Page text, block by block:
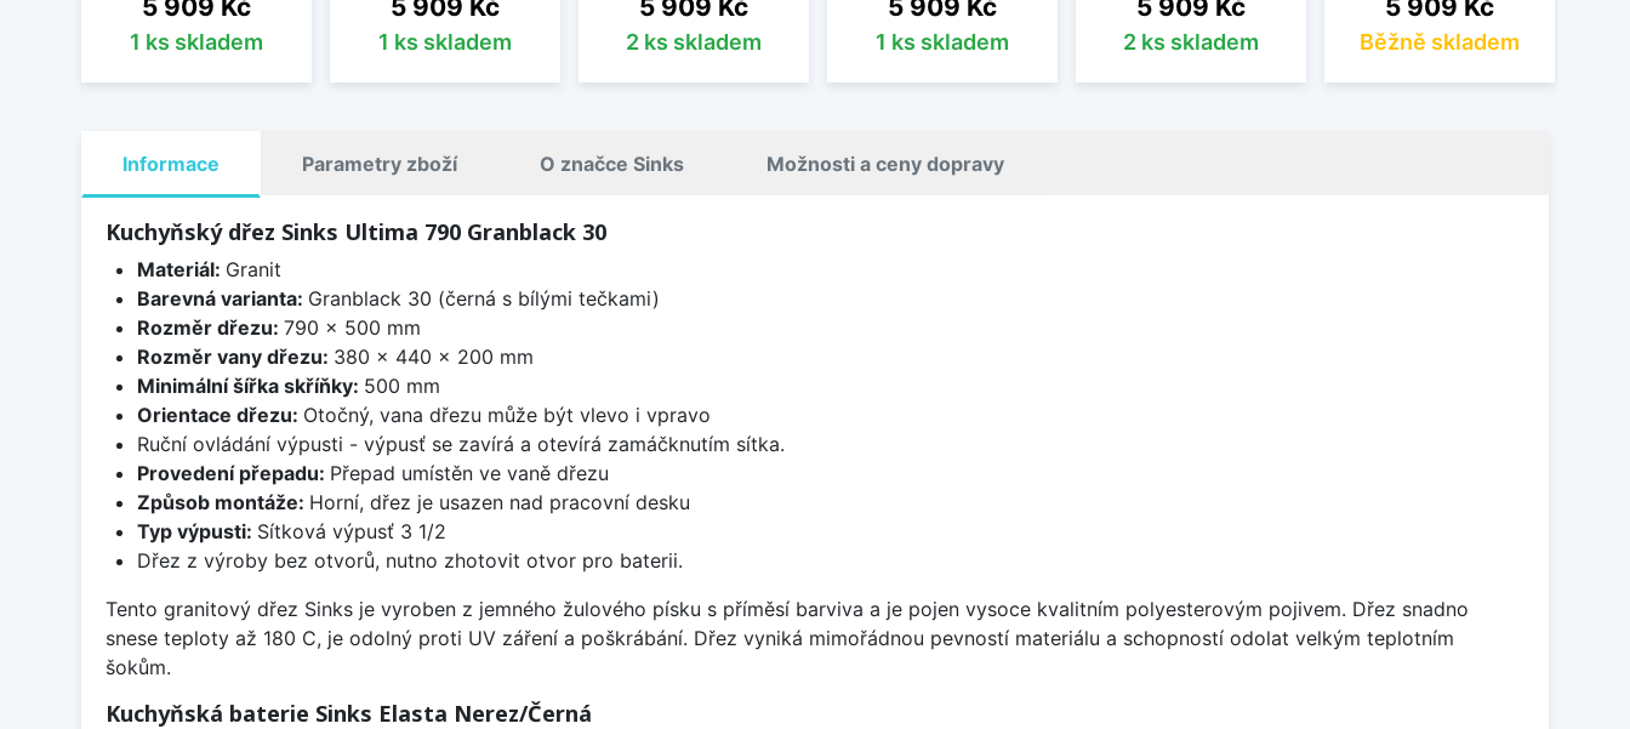
5 909 Kč
1 ks skladem
5 909 Kč
1 ks skladem
5 909 Kč
2 ks skladem
5 909 Kč
1 ks skladem
5 909 Kč
2 ks skladem
5 909 Kč
Běžně skladem
Informace Parametry zboží O značce Sinks Možnosti a ceny dopravy
Kuchyňský dřez Sinks Ultima 790 Granblack 30
Materiál: Granit
Barevná varianta: Granblack 30 (černá s bílými tečkami)
Rozměr dřezu: 790 x 500 mm
Rozměr vany dřezu: 380 x 440 x 200 mm
Minimální šířka skříňky: 500 mm
Orientace dřezu: Otočný, vana dřezu může být vlevo i vpravo
Ruční ovládání výpusti - výpusť se zavírá a otevírá zamáčknutím sítka.
Provedení přepadu: Přepad umístěn ve vaně dřezu
Způsob montáže: Horní, dřez je usazen nad pracovní desku
Typ výpusti: Sítková výpusť 3 1/2
Dřez z výroby bez otvorů, nutno zhotovit otvor pro baterii.
Tento granitový dřez Sinks je vyroben z jemného žulového písku s příměsí barviva a je pojen vysoce kvalitním polyesterovým pojivem. Dřez snadno
snese teploty až 180 C, je odolný proti UV záření a poškrábání. Dřez vyniká mimořádnou pevností materiálu a schopností odolat velkým teplotním
šokům.
Kuchyňská baterie Sinks Elasta Nerez/Černá